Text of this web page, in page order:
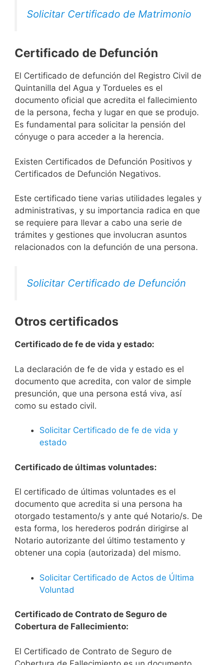
Solicitar Certificado de Matrimonio
Certificado de Defunción
El Certificado de defunción del Registro Civil de
Quintanilla del Agua y Tordueles es el
documento oficial que acredita el fallecimiento
de la persona, fecha y lugar en que se produjo.
Es fundamental para solicitar la pensión del
cónyuge o para acceder a la herencia.
Existen Certificados de Defunción Positivos y
Certificados de Defunción Negativos.
Este certificado tiene varias utilidades legales y
administrativas, y su importancia radica en que
se requiere para llevar a cabo una serie de
trámites y gestiones que involucran asuntos
relacionados con la defunción de una persona.
Solicitar Certificado de Defunción
Otros certificados
Certificado de fe de vida y estado:
La declaración de fe de vida y estado es el
documento que acredita, con valor de simple
presunción, que una persona está viva, así
como su estado civil.
Solicitar Certificado de fe de vida y
estado
Certificado de últimas voluntades:
El certificado de últimas voluntades es el
documento que acredita si una persona ha
otorgado testamento/s y ante qué Notario/s. De
esta forma, los herederos podrán dirigirse al
Notario autorizante del último testamento y
obtener una copia (autorizada) del mismo.
Solicitar Certificado de Actos de Última
Voluntad
Certificado de Contrato de Seguro de
Cobertura de Fallecimiento:
El Certificado de Contrato de Seguro de